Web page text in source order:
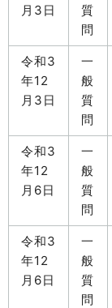
月3日
質
問
令和3
年12
月3日
一
般
質
問
令和3
年12
月6日
一
般
質
問
令和3
年12
月6日
一
般
質
問